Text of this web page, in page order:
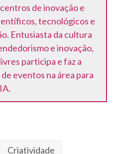
de inovação e
tecnológicos e
Entusiasta da cultura
e inovação,
participa e faz a
eventos na área para
Criatividade